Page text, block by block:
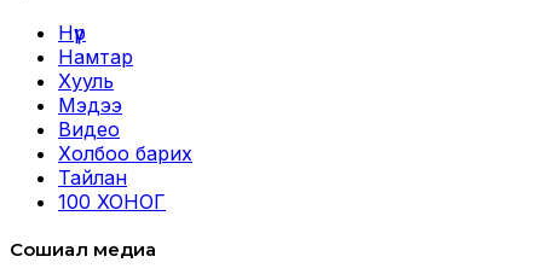
Нүүр
Намтар
Хууль
Мэдээ
Видео
Холбоо барих
Тайлан
100 ХОНОГ
Сошиал медиа